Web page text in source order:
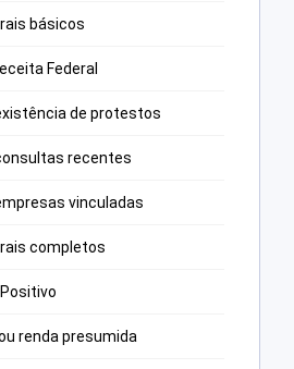
básicos
Federal
de protestos
recentes
vinculadas
completos
renda presumida